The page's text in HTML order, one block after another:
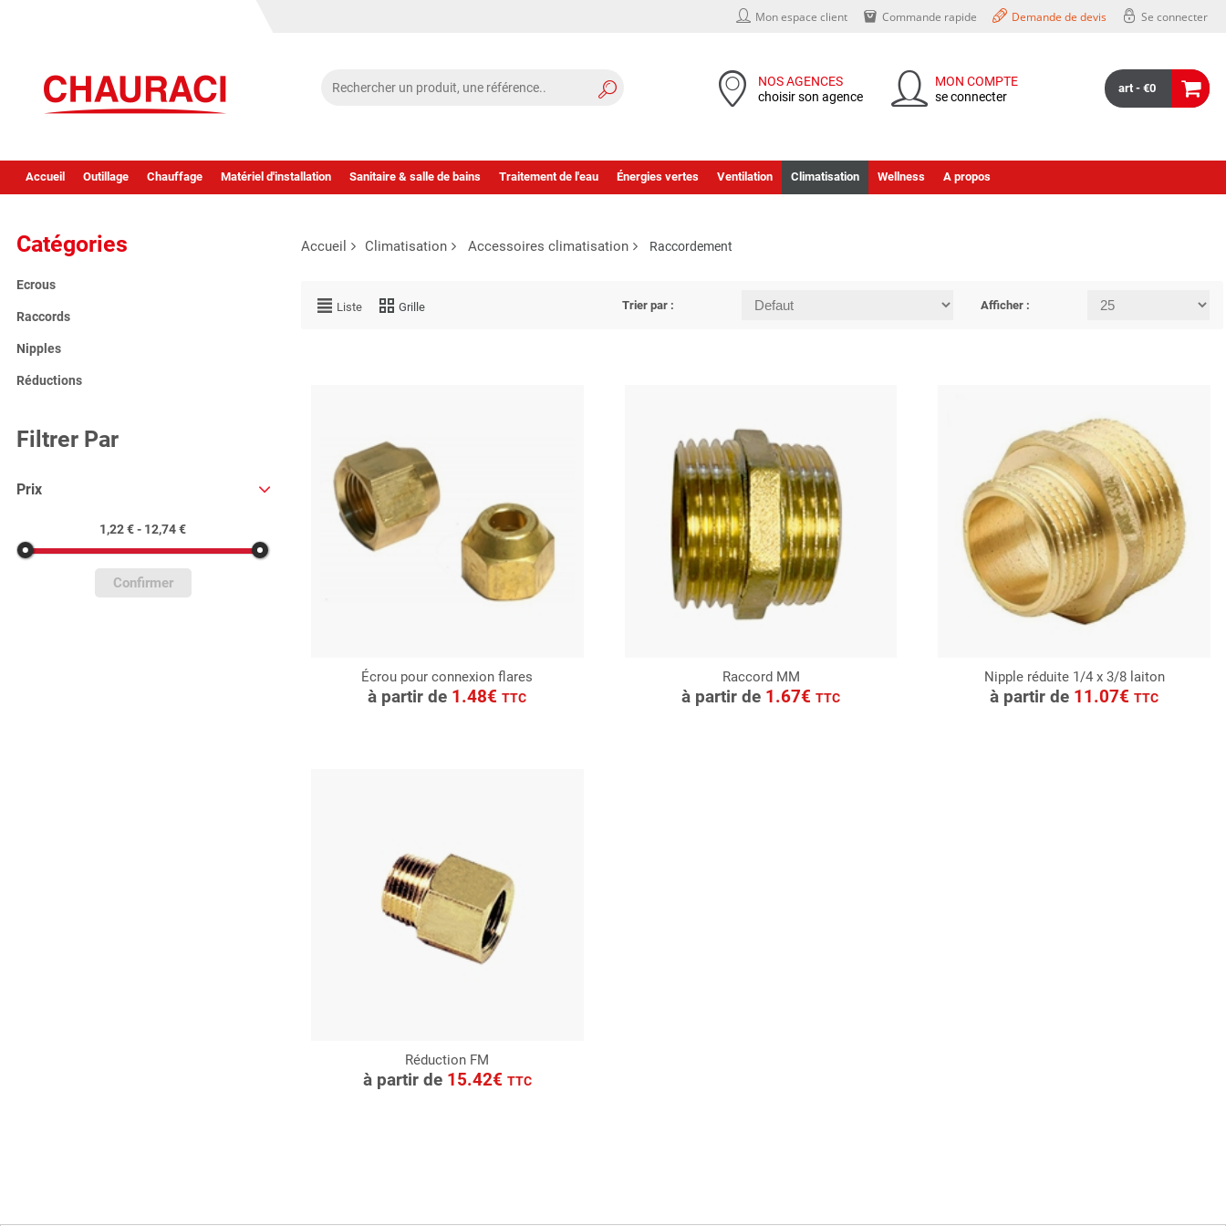
Mon espace client Commande rapide Demande de devis Se connecter
NOS AGENCES
choisir son agence
MON COMPTE
se connecter
art - €0
Accueil Outillage Chauffage Matériel d'installation Sanitaire & salle de bains Traitement de l'eau Énergies vertes Ventilation Climatisation Wellness A propos
Catégories
Ecrous
Raccords
Nipples
Réductions
Filtrer Par
Prix
1,22 € - 12,74 €
Confirmer
Accueil Climatisation Accessoires climatisation Raccordement
Liste Grille Trier par : Afficher :
Écrou pour connexion flares
à partir de 1.48€TTC
CONSULTER
Demande de devis
Raccord MM
à partir de 1.67€TTC
CONSULTER
Demande de devis
Nipple réduite 1/4 x 3/8 laiton
à partir de 11.07€TTC
CONSULTER
Demande de devis
Réduction FM
à partir de 15.42€ TTC
CONSULTER
Demande de devis